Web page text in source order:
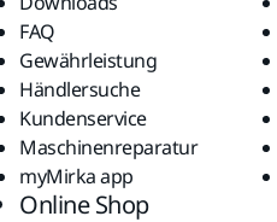
FAQ
Gewährleistung
Händlersuche
Kundenservice
Maschinenreparatur
myMirka app
Online Shop